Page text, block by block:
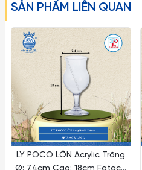
SẢN PHẨM LIÊN QUAN
LY POCO LỚN Acrylic Trắng